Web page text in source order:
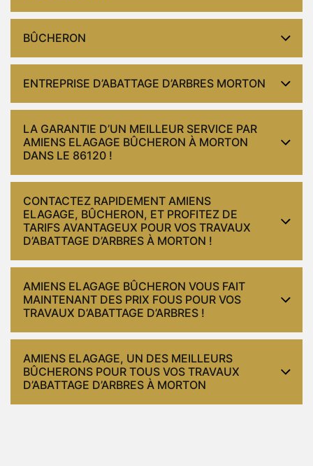
BÛCHERON
ENTREPRISE D’ABATTAGE D’ARBRES MORTON
LA GARANTIE D’UN MEILLEUR SERVICE PAR
AMIENS ELAGAGE BÛCHERON À MORTON
DANS LE 86120 !
CONTACTEZ RAPIDEMENT AMIENS
ELAGAGE, BÛCHERON, ET PROFITEZ DE
TARIFS AVANTAGEUX POUR VOS TRAVAUX
D’ABATTAGE D’ARBRES À MORTON !
AMIENS ELAGAGE BÛCHERON VOUS FAIT
MAINTENANT DES PRIX FOUS POUR VOS
TRAVAUX D’ABATTAGE D’ARBRES !
AMIENS ELAGAGE, UN DES MEILLEURS
BÛCHERONS POUR TOUS VOS TRAVAUX
D’ABATTAGE D’ARBRES À MORTON